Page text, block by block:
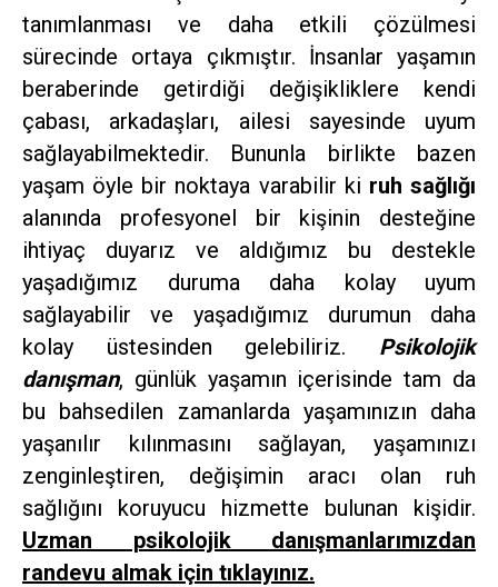
tanımlanması ve daha etkili çözülmesi
sürecinde ortaya çıkmıştır. İnsanlar yaşamın
beraberinde getirdiği değişikliklere kendi
çabası, arkadaşları, ailesi sayesinde uyum
sağlayabilmektedir. Bununla birlikte bazen
yaşam öyle bir noktaya varabilir ki ruh sağlığı
alanında profesyonel bir kişinin desteğine
ihtiyaç duyarız ve aldığımız bu destekle
yaşadığımız duruma daha kolay uyum
sağlayabilir ve yaşadığımız durumun daha
kolay üstesinden gelebiliriz. Psikolojik
danışman, günlük yaşamın içerisinde tam da
bu bahsedilen zamanlarda yaşamınızın daha
yaşanılır kılınmasını sağlayan, yaşamınızı
zenginleştiren, değişimin aracı olan ruh
sağlığını koruyucu hizmette bulunan kişidir.
Uzman psikolojik danışmanlarımızdan
randevu almak için tıklayınız.